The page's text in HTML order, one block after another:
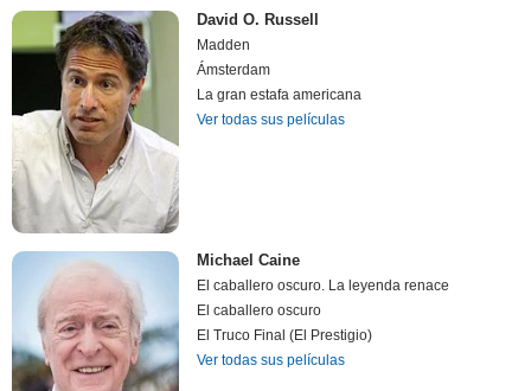
David O. Russell
Madden
Ámsterdam
La gran estafa americana
Ver todas sus películas
Michael Caine
El caballero oscuro. La leyenda renace
El caballero oscuro
El Truco Final (El Prestigio)
Ver todas sus películas